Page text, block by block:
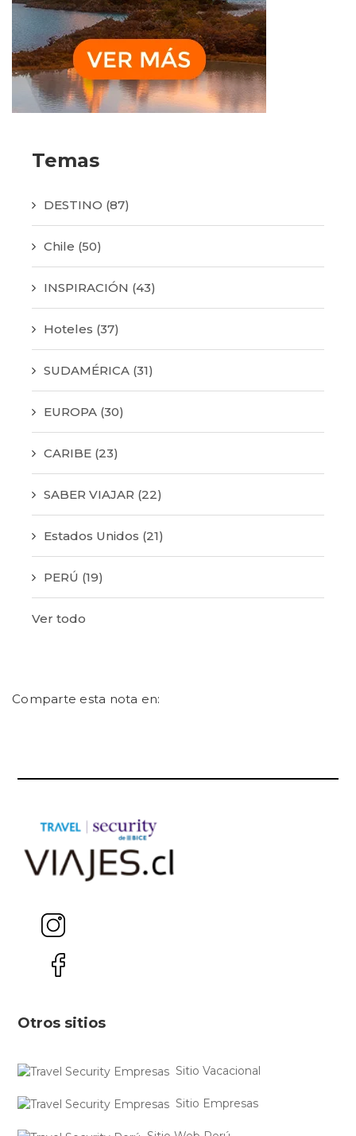
Temas
DESTINO (87)
Chile (50)
INSPIRACIÓN (43)
Hoteles (37)
SUDAMÉRICA (31)
EUROPA (30)
CARIBE (23)
SABER VIAJAR (22)
Estados Unidos (21)
PERÚ (19)
Ver todo
Comparte esta nota en:
Otros sitios
Sitio Vacacional
Sitio Empresas